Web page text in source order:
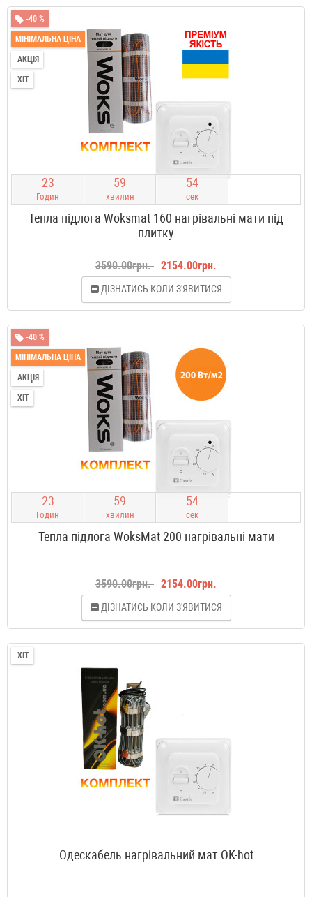
-40 %
МІНІМАЛЬНА ЦІНА
АКЦІЯ
ХІТ
23
Годин
59
хвилин
53
сек
Тепла підлога Woksmat 160 нагрівальні мати під
плитку
3590.00грн. 2154.00грн.
ДІЗНАТИСЬ КОЛИ З'ЯВИТИСЯ
-40 %
МІНІМАЛЬНА ЦІНА
АКЦІЯ
ХІТ
23
Годин
59
хвилин
53
сек
Тепла підлога WoksMat 200 нагрівальні мати
3590.00грн. 2154.00грн.
ДІЗНАТИСЬ КОЛИ З'ЯВИТИСЯ
ХІТ
Одескабель нагрівальний мат OK-hot